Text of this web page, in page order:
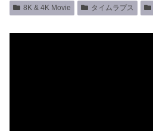
8K & 4K Movie タイムラプス